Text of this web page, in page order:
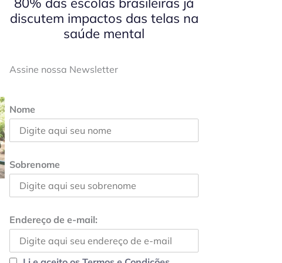
discutem impactos das telas na
saúde mental
Assine nossa Newsletter
Nome
Sobrenome
Endereço de e-mail: